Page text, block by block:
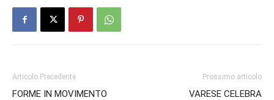
Articolo Precedente
FORME IN MOVIMENTO
Prossimo articolo
VARESE CELEBRA